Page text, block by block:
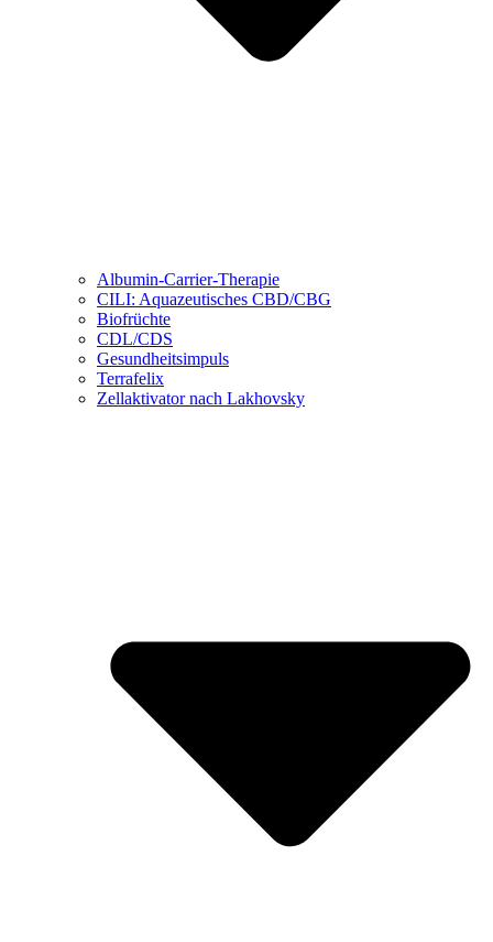
Albumin-Carrier-Therapie
CILI: Aquazeutisches CBD/CBG
Biofrüchte
CDL/CDS
Gesundheitsimpuls
Terrafelix
Zellaktivator nach Lakhovsky